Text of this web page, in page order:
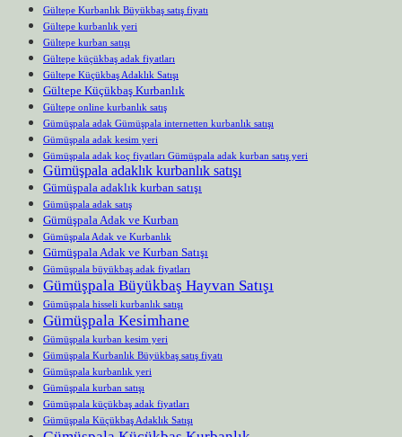
Gültepe Kurbanlık Büyükbaş satış fiyatı
Gültepe kurbanlık yeri
Gültepe kurban satışı
Gültepe küçükbaş adak fiyatları
Gültepe Küçükbaş Adaklık Satışı
Gültepe Küçükbaş Kurbanlık
Gültepe online kurbanlık satış
Gümüşpala adak Gümüşpala internetten kurbanlık satışı
Gümüşpala adak kesim yeri
Gümüşpala adak koç fiyatları Gümüşpala adak kurban satış yeri
Gümüşpala adaklık kurbanlık satışı
Gümüşpala adaklık kurban satışı
Gümüşpala adak satış
Gümüşpala Adak ve Kurban
Gümüşpala Adak ve Kurbanlık
Gümüşpala Adak ve Kurban Satışı
Gümüşpala büyükbaş adak fiyatları
Gümüşpala Büyükbaş Hayvan Satışı
Gümüşpala hisseli kurbanlık satışı
Gümüşpala Kesimhane
Gümüşpala kurban kesim yeri
Gümüşpala Kurbanlık Büyükbaş satış fiyatı
Gümüşpala kurbanlık yeri
Gümüşpala kurban satışı
Gümüşpala küçükbaş adak fiyatları
Gümüşpala Küçükbaş Adaklık Satışı